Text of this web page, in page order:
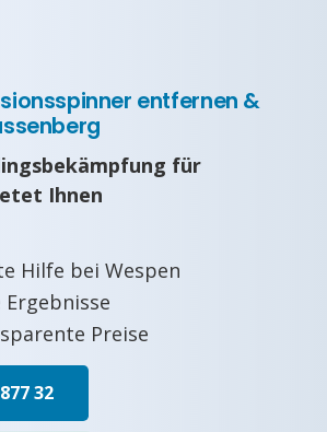
entfernen &
für
Ihnen
Hilfe bei Wespen
Preise
32